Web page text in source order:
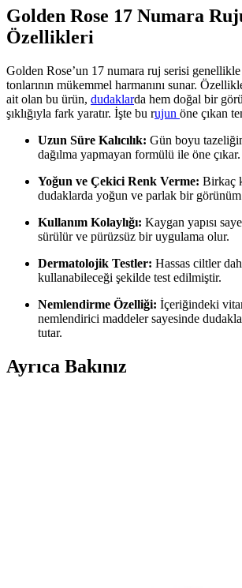
Golden Rose 17 Numara
Özellikleri
Golden Rose’un 17 numara ruj serisi
tonlarının mükemmel harmanını sunar.
ait olan bu ürün, dudaklarda hem doğal bir
şıklığıyla fark yaratır. İşte bu rujun öne çıkan
Uzun Süre Kalıcılık: Gün boyu
dağılma yapmayan formülü ile öne çıkar.
Yoğun ve Çekici Renk Verme: Birkaç
dudaklarda yoğun ve parlak bir görünüm
Kullanım Kolaylığı: Kaygan yapısı
sürülür ve pürüzsüz bir uygulama olur.
Dermatolojik Testler: Hassas ciltler
kullanabileceği şekilde test edilmiştir.
Nemlendirme Özelliği: İçeriğindeki
nemlendirici maddeler sayesinde
tutar.
Ayrıca Bakınız